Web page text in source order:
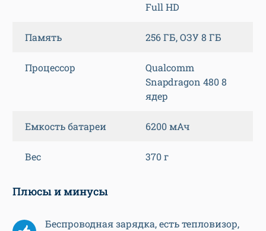
Full HD
Память 256 ГБ, ОЗУ 8 ГБ
Процессор
Qualcomm
Snapdragon 480 8
ядер
Емкость батареи 6200 мАч
Вес 370 г
Плюсы и минусы
Беспроводная зарядка, есть тепловизор,